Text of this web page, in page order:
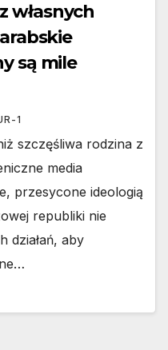
własnych
są mile
1
szczęśliwa rodzina z
media
przesycone ideologią
republiki nie
działań, aby